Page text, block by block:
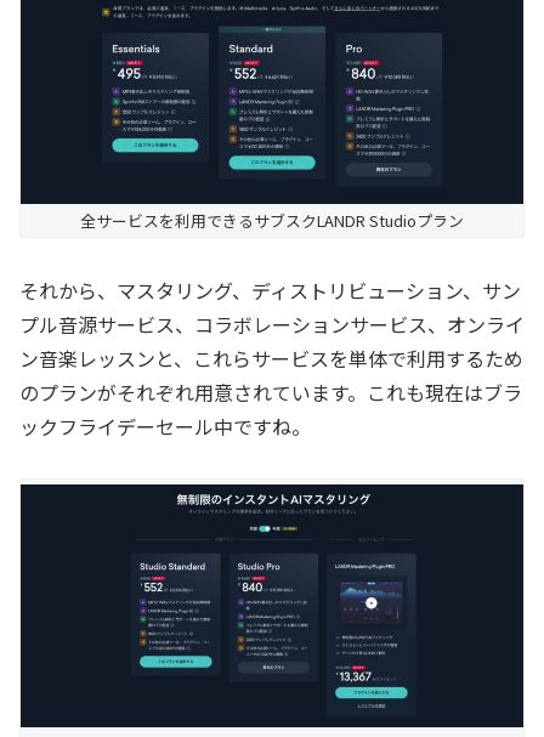
全サービスを利用できるサブスクLANDR Studioプラン
それから、マスタリング、ディストリビューション、サン
プル音源サービス、コラボレーションサービス、オンライ
ン音楽レッスンと、これらサービスを単体で利用するため
のプランがそれぞれ用意されています。これも現在はブラ
ックフライデーセール中ですね。